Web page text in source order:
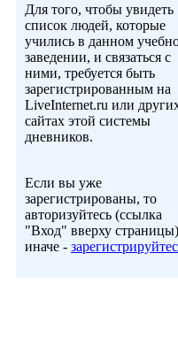
Для того, чтобы увидеть
список людей, которые
учились в данном
заведении, и связаться с
ними, требуется быть
зарегистрированным на
LiveInternet.ru или
сайтах этой системы
дневников.
Если вы уже
зарегистрированы, то
авторизуйтесь (ссылка
"Вход" вверху
иначе -